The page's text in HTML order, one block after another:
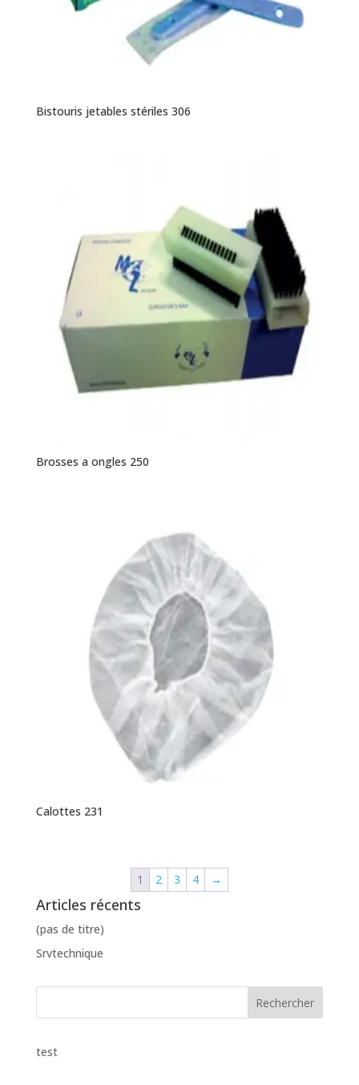
Bistouris jetables stériles 306
Brosses a ongles 250
Calottes 231
1 2 3 4 →
Articles récents
(pas de titre)
Srvtechnique
test